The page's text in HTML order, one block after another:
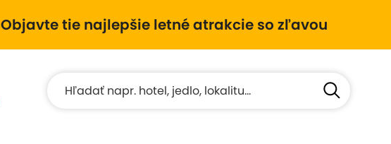
Objavte tie najlepšie letné atrakcie so zľavou